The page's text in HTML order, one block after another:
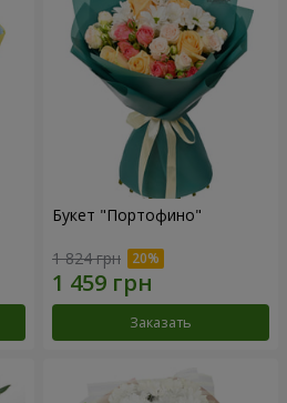
Букет "Портофино"
1 824 грн
Заказать